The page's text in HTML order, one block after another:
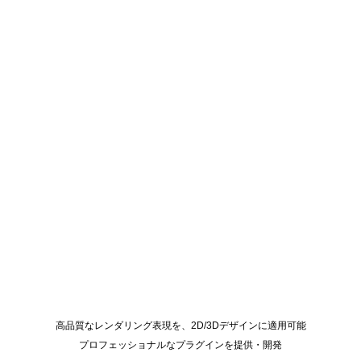
高品質なレンダリング表現を、2D/3Dデザインに適用可能
プロフェッショナルなプラグインを提供・開発